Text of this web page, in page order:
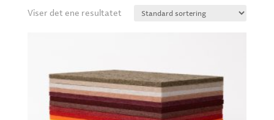
Viser det ene resultatet